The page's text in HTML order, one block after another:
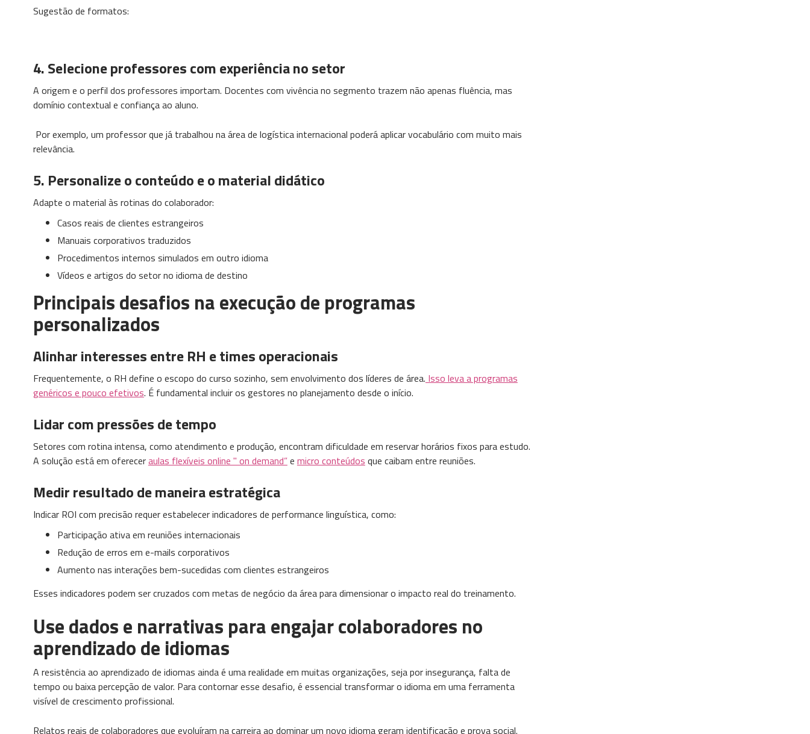
Sugestão de formatos:
4. Selecione professores com experiência no setor
A origem e o perfil dos professores importam. Docentes com vivência no segmento trazem não apenas fluência, mas
domínio contextual e confiança ao aluno.
Por exemplo, um professor que já trabalhou na área de logística internacional poderá aplicar vocabulário com muito mais
relevância.
5. Personalize o conteúdo e o material didático
Adapte o material às rotinas do colaborador:
Casos reais de clientes estrangeiros
Manuais corporativos traduzidos
Procedimentos internos simulados em outro idioma
Vídeos e artigos do setor no idioma de destino
Principais desafios na execução de programas
personalizados
Alinhar interesses entre RH e times operacionais
Frequentemente, o RH define o escopo do curso sozinho, sem envolvimento dos líderes de área. Isso leva a programas
genéricos e pouco efetivos. É fundamental incluir os gestores no planejamento desde o início.
Lidar com pressões de tempo
Setores com rotina intensa, como atendimento e produção, encontram dificuldade em reservar horários fixos para estudo.
A solução está em ofereceraulas flexíveis online " on demand”e micro conteúdos que caibam entre reuniões.
Medir resultado de maneira estratégica
Indicar ROI com precisão requer estabelecer indicadores de performance linguística, como:
Participação ativa em reuniões internacionais
Redução de erros em e-mails corporativos
Aumento nas interações bem-sucedidas com clientes estrangeiros
Esses indicadores podem ser cruzados com metas de negócio da área para dimensionar o impacto real do treinamento.
Use dados e narrativas para engajar colaboradores no
aprendizado de idiomas
A resistência ao aprendizado de idiomas ainda é uma realidade em muitas organizações, seja por insegurança, falta de
tempo ou baixa percepção de valor. Para contornar esse desafio, é essencial transformar o idioma em uma ferramenta
visível de crescimento profissional.
Relatos reais de colaboradores que evoluíram na carreira ao dominar um novo idioma geram identificação e prova social.